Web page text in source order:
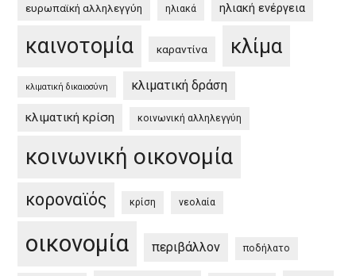
ευρωπαϊκή αλληλεγγύη ηλιακά ηλιακή ενέργεια
καινοτομία καραντίνα κλίμα
κλιματική δικαιοσύνη κλιματική δράση
κλιματική κρίση κοινωνική αλληλεγγύη
κοινωνική οικονομία
κοροναϊός κρίση νεολαία
οικονομία περιβάλλον ποδήλατο